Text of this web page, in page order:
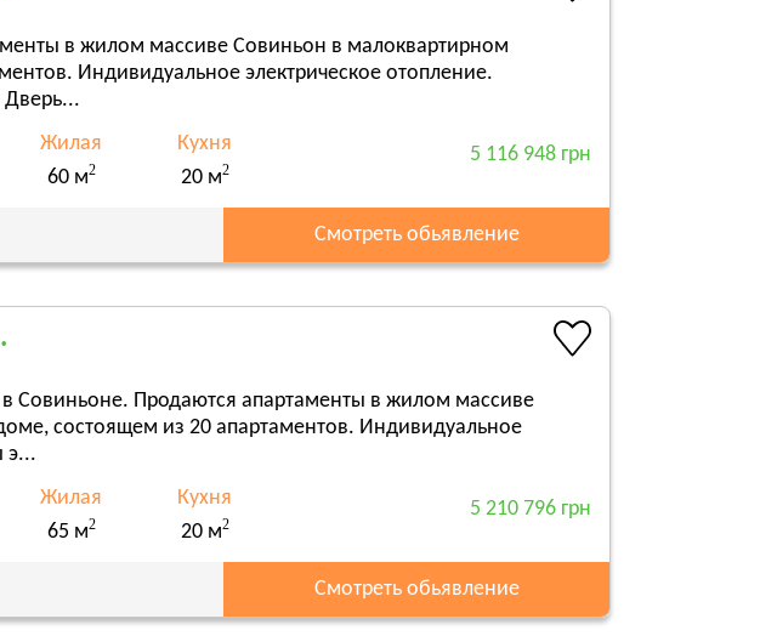
в жилом массиве Совиньон в малоквартирном
Индивидуальное электрическое отопление.
Дверь...
Жилая
60 м2
Кухня
20 м2
5 116 948 грн
Смотреть обьявление
Совиньоне. Продаются апартаменты в жилом массиве
состоящем из 20 апартаментов. Индивидуальное
э...
Жилая
65 м2
Кухня
20 м2
5 210 796 грн
Смотреть обьявление